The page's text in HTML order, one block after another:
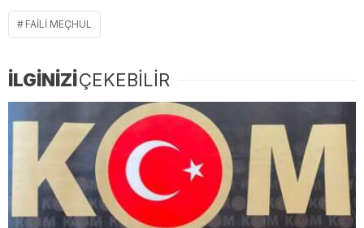
FAILI MEÇHUL
İLGİNİZİÇEKEBİLİR